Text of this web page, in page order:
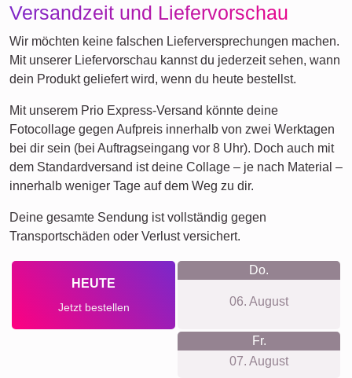
Versandzeit und Liefervorschau
Wir möchten keine falschen Lieferversprechungen machen.
Mit unserer Liefervorschau kannst du jederzeit sehen, wann
dein Produkt geliefert wird, wenn du heute bestellst.
Mit unserem Prio Express-Versand könnte deine
Fotocollage gegen Aufpreis innerhalb von zwei Werktagen
bei dir sein (bei Auftragseingang vor 8 Uhr). Doch auch mit
dem Standardversand ist deine Collage – je nach Material –
innerhalb weniger Tage auf dem Weg zu dir.
Deine gesamte Sendung ist vollständig gegen
Transportschäden oder Verlust versichert.
HEUTE
Jetzt bestellen
Do.
06. August
Fr.
07. August